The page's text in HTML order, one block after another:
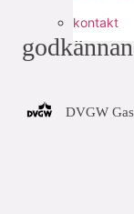
kontakt
DVGW Gas